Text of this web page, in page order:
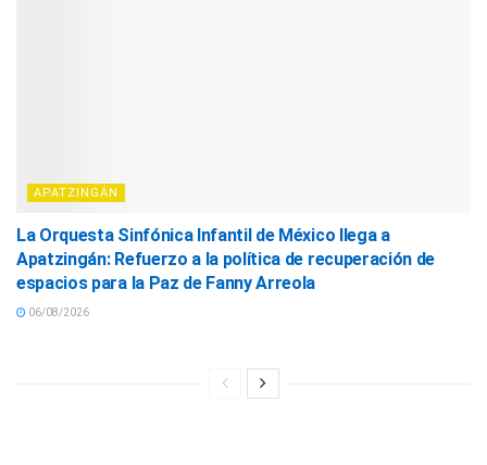
APATZINGÁN
La Orquesta Sinfónica Infantil de México llega a
Apatzingán: Refuerzo a la política de recuperación de
espacios para la Paz de Fanny Arreola
06/08/2026